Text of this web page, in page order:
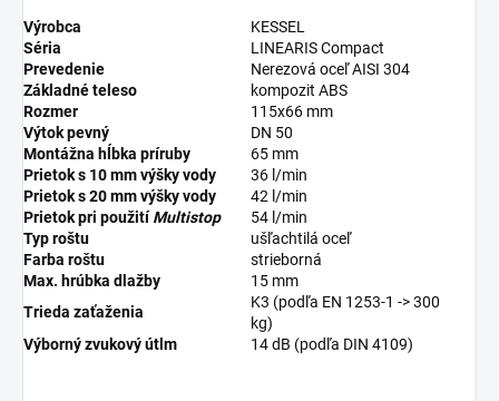
Výrobca
KESSEL
Séria
LINEARIS Compact
Prevedenie
Nerezová oceľ AISI 304
Základné teleso
kompozit ABS
Rozmer
115x66 mm
Výtok pevný
DN 50
Montážna hĺbka príruby
65 mm
Prietok s 10 mm výšky vody
36 l/min
Prietok s 20 mm výšky vody
42 l/min
Prietok pri použitíMultistop
54 l/min
Typ roštu
ušľachtilá oceľ
Farba roštu
strieborná
Max. hrúbka dlažby
15 mm
Trieda zaťaženia
K3 (podľa EN 1253-1 -> 300
kg)
Výborný zvukový útlm
14 dB (podľa DIN 4109)